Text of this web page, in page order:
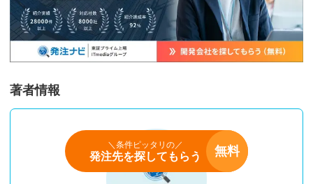
著者情報
＼条件ピッタリの／
発注先を探してもらう 無料